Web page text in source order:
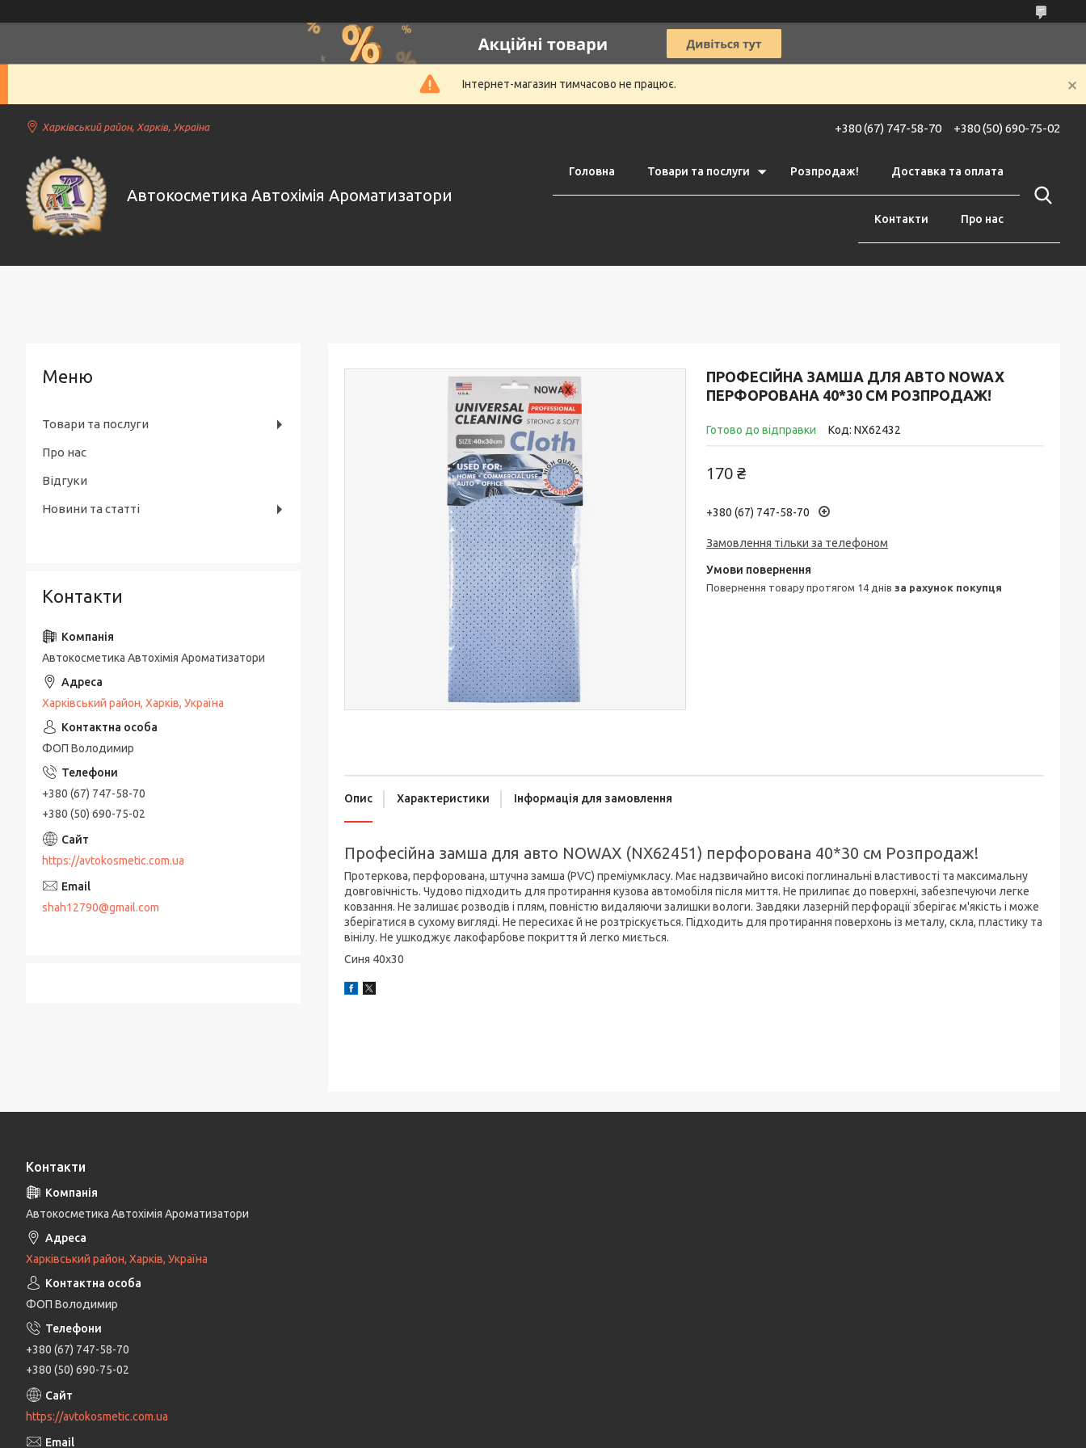
Інтернет-магазин тимчасово не працює.
Харківський район, Харків, Україна +380 (67) 747-58-70 +380 (50) 690-75-02
Автокосметика Автохімія Ароматизатори
Головна Товари та послуги Розпродаж! Доставка та оплата
Контакти Про нас
ПРОФЕСІЙНА ЗАМША ДЛЯ АВТО NOWAX
ПЕРФОРОВАНА 40*30 СМ РОЗПРОДАЖ!
Готово до відправки Код: NX62432
170 ₴
+380 (67) 747-58-70
Замовлення тільки за телефоном
повернення товару протягом 14 днів за рахунок покупця
Опис Характеристики Інформація для замовлення
Професійна замша для авто NOWAX (NX62451) перфорована 40*30 см Розпродаж!
Протеркова, перфорована, штучна замша (PVC) преміумкласу. Має надзвичайно високі поглинальні властивості та максимальну
довговічність. Чудово підходить для протирання кузова автомобіля після миття. Не прилипає до поверхні, забезпечуючи легке
ковзання. Не залишає розводів і плям, повністю видаляючи залишки вологи. Завдяки лазерній перфорації зберігає м'якість і може
зберігатися в сухому вигляді. Не пересихає й не розтріскується. Підходить для протирання поверхонь із металу, скла, пластику та
вінілу. Не ушкоджує лакофарбове покриття й легко миється.
Синя 40х30
Товари та послуги
Про нас
Відгуки
Новини та статті
Контакти
Автокосметика Автохімія Ароматизатори
Харківський район, Харків, Україна
ФОП Володимир
+380 (67) 747-58-70
+380 (50) 690-75-02
https://avtokosmetic.com.ua
shah12790@gmail.com
Контакти
Автокосметика Автохімія Ароматизатори
Харківський район, Харків, Україна
ФОП Володимир
+380 (67) 747-58-70
+380 (50) 690-75-02
https://avtokosmetic.com.ua